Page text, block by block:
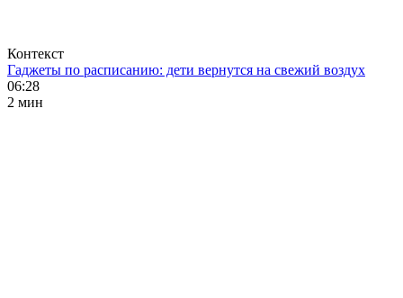
Контекст
Гаджеты по расписанию: дети вернутся на свежий воздух
06:28
2 мин